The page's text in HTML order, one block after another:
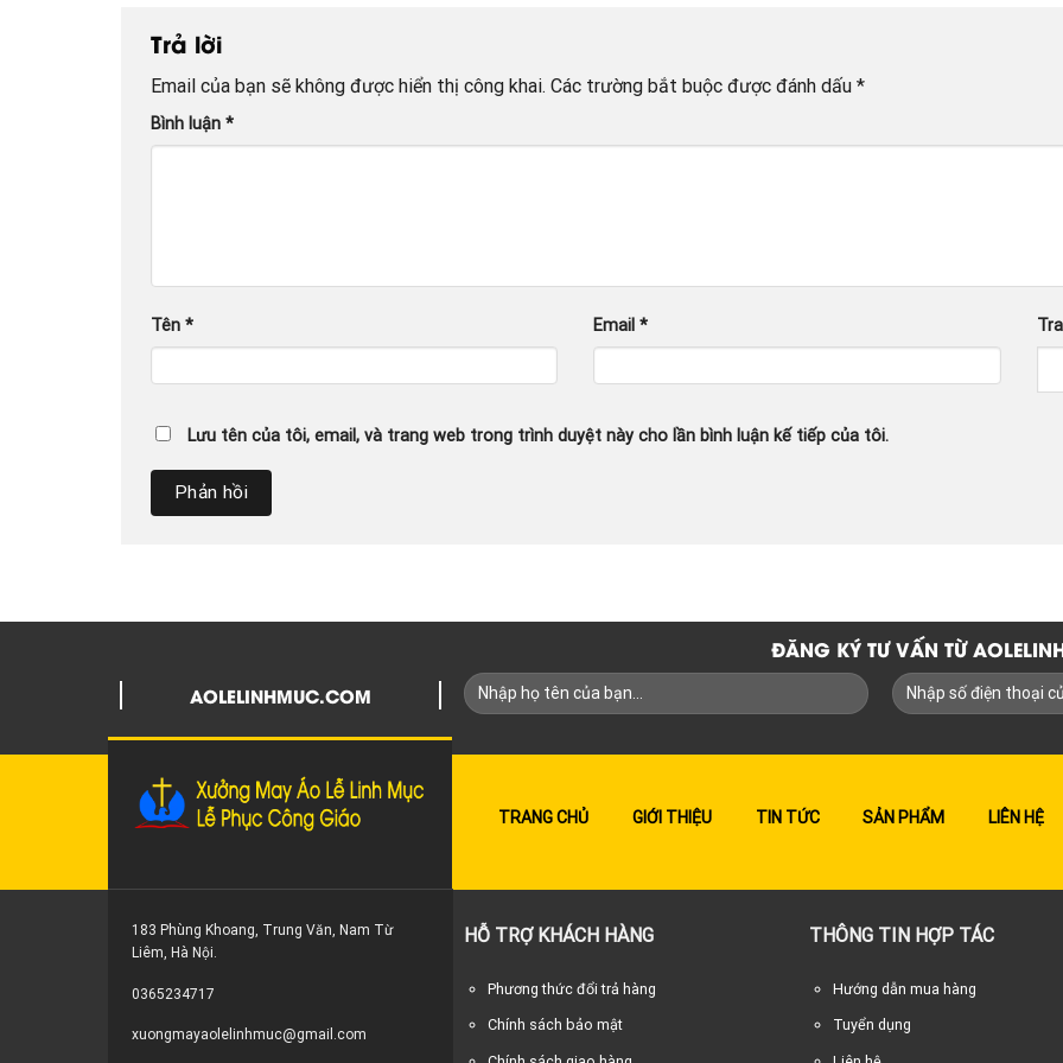
Trả lời
Email của bạn sẽ không được hiển thị công khai. Các trường bắt buộc được đánh dấu *
Bình luận *
Tên * Email*
Lưu tên của tôi, email, và trang web trong trình duyệt này cho lần bình luận kế tiếp của tôi.
AOLELINHMUC.COM
ĐĂNG KÝ TƯ VẤN TỪ
TRANG CHỦ GIỚI THIỆU TIN TỨC SẢN PHẨM LIÊN HỆ
183 Phùng Khoang, Trung Văn, Nam Từ
Liêm, Hà Nội.
0365234717
xuongmayaolelinhmuc@gmail.com
HỖ TRỢ KHÁCH HÀNG
Phương thức đổi trả hàng
Chính sách bảo mật
THÔNG TIN HỢP TÁC
Hướng dẫn mua hàng
Tuyển dụng